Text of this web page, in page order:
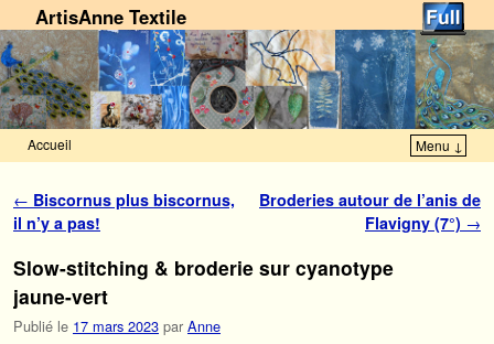
ArtisAnne Textile
Accueil Menu ↓
Navigation des articles
← Biscornus plus biscornus,
il n’y a pas!
Broderies autour de l’anis de
Flavigny (7°) →
Slow-stitching & broderie sur cyanotype
jaune-vert
Publié le 17 mars 2023 par Anne